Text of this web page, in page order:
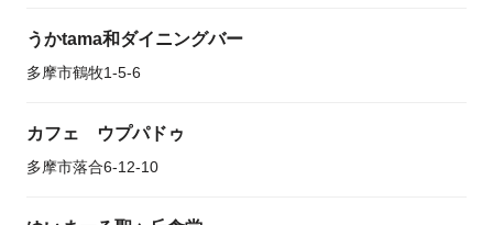
うかtama和ダイニングバー
多摩市鶴牧1-5-6
カフェ ウプパドゥ
多摩市落合6-12-10